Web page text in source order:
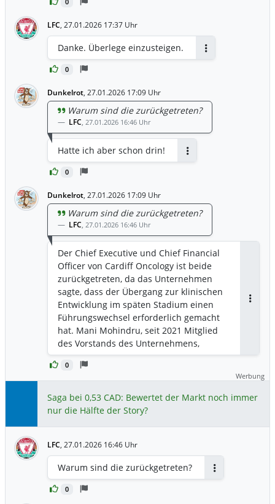
0
LFC, 27.01.2026 17:37 Uhr
0
Danke. Überlege einzusteigen.
Dunkelrot, 27.01.2026 17:09 Uhr
0
Warum sind die zurückgetreten?
LFC, 27.01.2026 16:46 Uhr
Hatte ich aber schon drin!
Dunkelrot, 27.01.2026 17:09 Uhr
0
Warum sind die zurückgetreten?
LFC, 27.01.2026 16:46 Uhr
Der Chief Executive und Chief Financial
Officer von Cardiff Oncology ist beide
zurückgetreten, da das Unternehmen
sagte, dass der Übergang zur klinischen
Entwicklung im späten Stadium einen
Führungswechsel erforderlich gemacht
hat. Mani Mohindru, seit 2021 Mitglied
des Vorstands des Unternehmens,
wurde zum Interims-CEO ernannt und
folgte Mark Erlander, der zusammen mit
CFO James Levine zurückgetreten ist.
Mohindru ist der Gründer von Roshon
Therapeutics und war zuvor CEO von
Scientific Officer des Unternehmens.
Levine war seit 2021 CFO. "Während sich
Cardiff Oncology auf die nächste Stufe
der klinischen und
Werbung
Saga bei 0,53 CAD: Bewertet der Markt noch immer
nur die Hälfte der Story?
LFC, 27.01.2026 16:46 Uhr
0
Warum sind die zurückgetreten?